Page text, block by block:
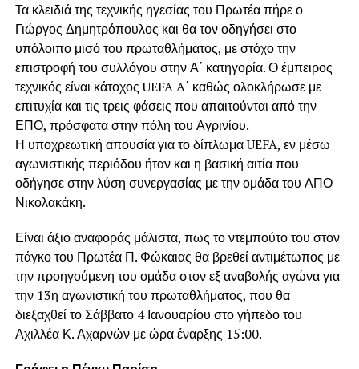
Τα κλειδιά της τεχνικής ηγεσίας του Πρωτέα πήρε ο
Γιώργος Δημητρόπουλος και θα τον οδηγήσει στο
υπόλοιπο μισό του πρωταθλήματος, με στόχο την
επιστροφή του συλλόγου στην Α΄ κατηγορία. Ο έμπειρος
τεχνικός είναι κάτοχος UEFA A΄ καθώς ολοκλήρωσε με
επιτυχία και τις τρεις φάσεις που απαιτούνται από την
ΕΠΟ, πρόσφατα στην πόλη του Αγρινίου.
Η υποχρεωτική απουσία για το δίπλωμα UEFA, εν μέσω
αγωνιστικής περιόδου ήταν και η βασική αιτία που
οδήγησε στην λύση συνεργασίας με την ομάδα του ΑΠΟ
Νικολακάκη.
Είναι άξιο αναφοράς μάλιστα, πως το ντεμπούτο του στον
πάγκο του Πρωτέα Π. Φώκαιας θα βρεθεί αντιμέτωπος με
την προηγούμενη του ομάδα στον εξ αναβολής αγώνα για
την 13η αγωνιστική του πρωταθλήματος, που θα
διεξαχθεί το Σάββατο 4 Ιανουαρίου στο γήπεδο του
Αχιλλέα Κ. Αχαρνών με ώρα έναρξης 15:00.